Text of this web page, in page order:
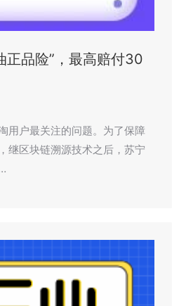
正品险”，最高赔付30
用户最关注的问题。为了保障
继区块链溯源技术之后，苏宁